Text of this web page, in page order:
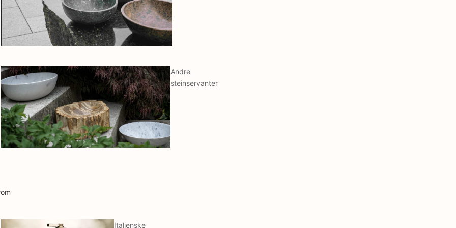
Andre
steinservanter
Italienske